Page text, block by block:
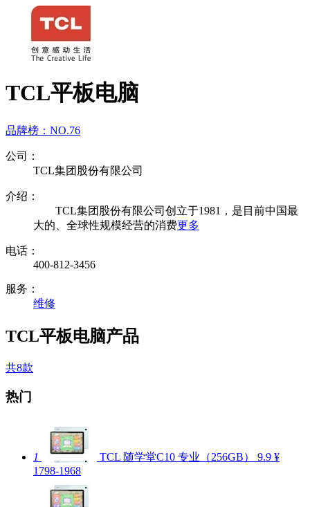
TCL平板电脑
品牌榜： NO.76
公司：
TCL集团股份有限公司
介绍：
TCL集团股份有限公司创立于1981，是目前中国最
大的、全球性规模经营的消费更多
电话：
400-812-3456
服务：
维修
TCL平板电脑产品
共8款
热门
1 TCL 随学堂C10 专业（256GB） 9.9 ¥
1798-1968